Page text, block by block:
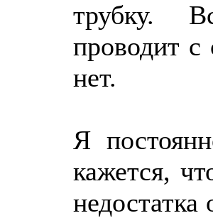
трубку.
проводит с
нет.
Я
кажется,